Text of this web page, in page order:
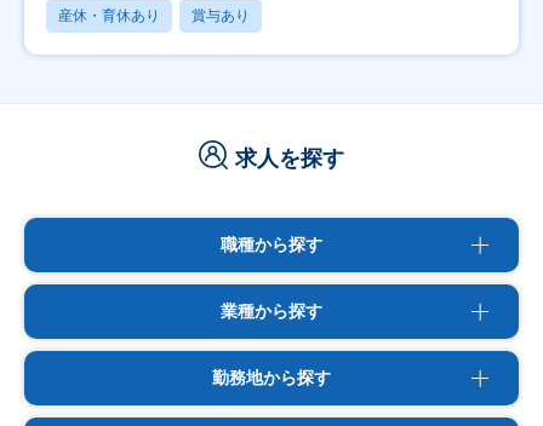
産休・育休あり 賞与あり
求人を探す
職種から探す
業種から探す
勤務地から探す